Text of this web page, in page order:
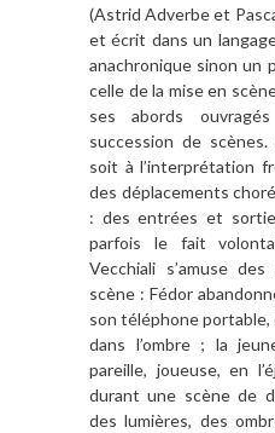
(Astrid Adverbe et
et écrit dans un
anachronique sinon un
celle de la mise en
ses abords
succession de
soit à l’interprétation
des déplacements
: des entrées et
parfois le fait
Vecchiali s’amuse
scène : Fédor
son téléphone
dans l’ombre ; la
pareille, joueuse, en
durant une scène de
des lumières, des